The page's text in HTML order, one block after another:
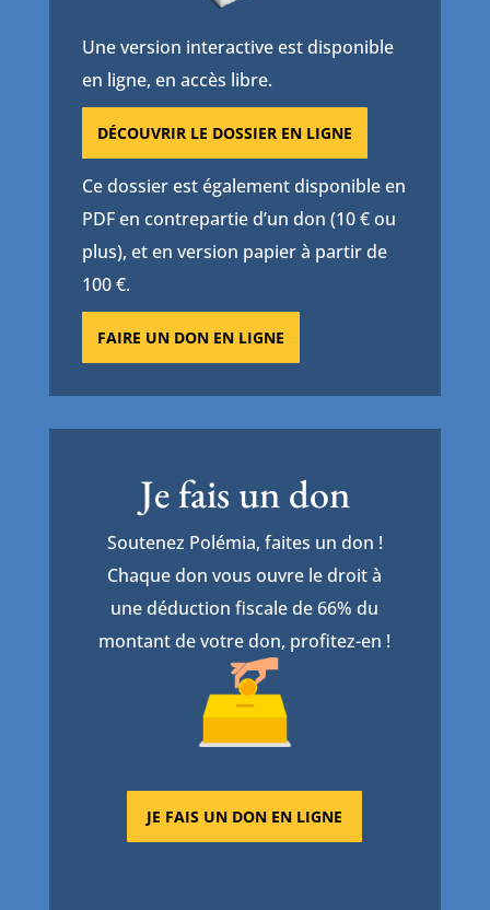
Une version interactive est disponible
en ligne, en accès libre.
DÉCOUVRIR LE DOSSIER EN LIGNE
Ce dossier est également disponible en
PDF en contrepartie d’un don (10 € ou
plus), et en version papier à partir de
100 €.
FAIRE UN DON EN LIGNE
Je fais un don
Soutenez Polémia, faites un don !
Chaque don vous ouvre le droit à
une déduction fiscale de 66% du
montant de votre don, profitez-en !
JE FAIS UN DON EN LIGNE